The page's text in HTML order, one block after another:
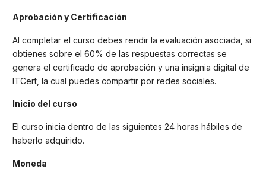
Aprobación y Certificación
Al completar el curso debes rendir la evaluación asociada, si
obtienes sobre el 60% de las respuestas correctas se
genera el certificado de aprobación y una insignia digital de
ITCert, la cual puedes compartir por redes sociales.
Inicio del curso
El curso inicia dentro de las siguientes 24 horas hábiles de
haberlo adquirido.
Moneda